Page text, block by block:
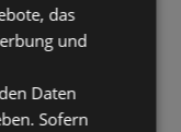
das
und
Daten
Sofern